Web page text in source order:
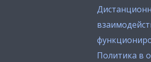
Политика в